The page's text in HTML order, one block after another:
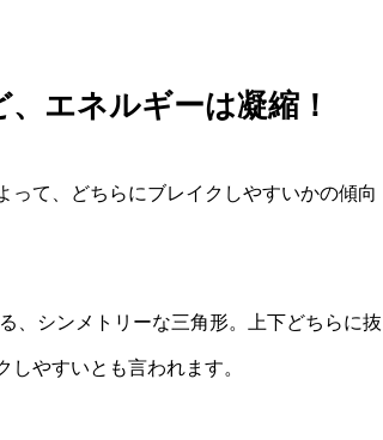
エネルギーは凝縮！
って、どちらにブレイクしやすいかの傾向
、シンメトリーな三角形。上下どちらに抜
やすいとも言われます。